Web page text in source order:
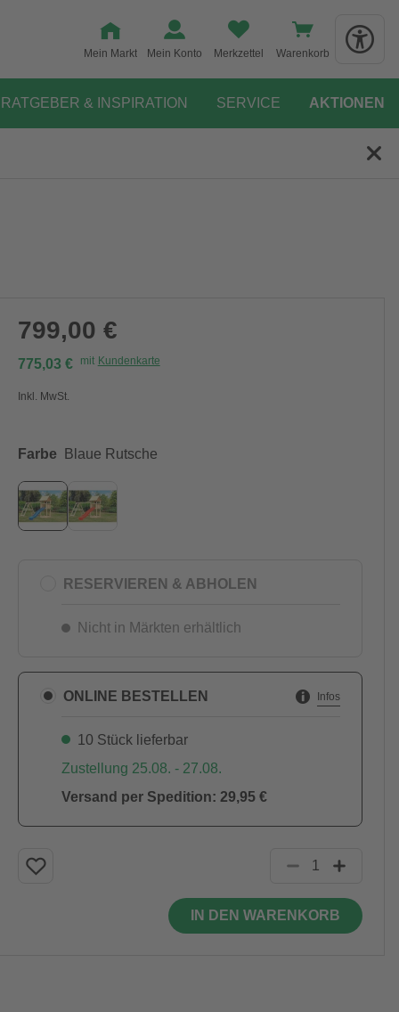
Mein Markt Mein Konto Merkzettel Warenkorb
RATGEBER & INSPIRATION SERVICE AKTIONEN
799,00 €
775,03 € mit Kundenkarte
Inkl. MwSt.
Farbe Blaue Rutsche
RESERVIEREN & ABHOLEN
Nicht in Märkten erhältlich
ONLINE BESTELLEN Infos
10 Stück lieferbar
Zustellung 25.08. - 27.08.
Versand per Spedition: 29,95 €
IN DEN WARENKORB